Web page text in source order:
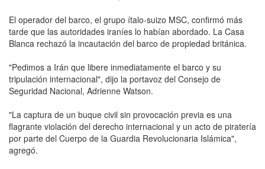
El operador del barco, el grupo ítalo-suizo MSC, confirmó más
tarde que las autoridades iraníes lo habían abordado. La Casa
Blanca rechazó la incautación del barco de propiedad británica.
"Pedimos a Irán que libere inmediatamente el barco y su
tripulación internacional", dijo la portavoz del Consejo de
Seguridad Nacional, Adrienne Watson.
"La captura de un buque civil sin provocación previa es una
flagrante violación del derecho internacional y un acto de piratería
por parte del Cuerpo de la Guardia Revolucionaria Islámica",
agregó.